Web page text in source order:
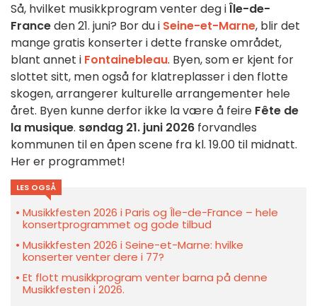
Så, hvilket musikkprogram venter deg iÎle-de-
Franceden 21. juni? Bor du i Seine-et-Marne, blir det
mange gratis konserter i dette franske området,
blant annet i Fontainebleau. Byen, som er kjent for
slottet sitt, men også for klatreplasser i den flotte
skogen, arrangerer kulturelle arrangementer hele
året. Byen kunne derfor ikke la være å feire Fête de
la musique. søndag 21. juni 2026 forvandles
kommunen til en åpen scene fra kl. 19.00 til midnatt.
Her er programmet!
LES OGSÅ
Musikkfesten 2026 i Paris og Île-de-France – hele
konsertprogrammet og gode tilbud
Musikkfesten 2026 i Seine-et-Marne: hvilke
konserter venter dere i 77?
Et flott musikkprogram venter barna på denne
Musikkfesten i 2026.